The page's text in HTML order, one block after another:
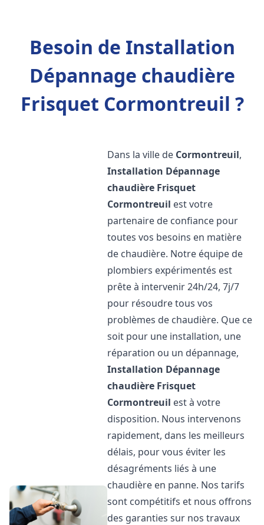
Besoin de Installation
Dépannage chaudière
Frisquet Cormontreuil ?
Dans la ville de Cormontreuil,
Installation Dépannage
chaudière Frisquet
Cormontreuil est votre
partenaire de confiance pour
toutes vos besoins en matière
de chaudière. Notre équipe de
plombiers expérimentés est
prête à intervenir 24h/24, 7j/7
pour résoudre tous vos
problèmes de chaudière. Que ce
soit pour une installation, une
réparation ou un dépannage,
Installation Dépannage
chaudière Frisquet
Cormontreuil est à votre
disposition. Nous intervenons
rapidement, dans les meilleurs
délais, pour vous éviter les
désagréments liés à une
chaudière en panne. Nos tarifs
sont compétitifs et nous offrons
des garanties sur nos travaux